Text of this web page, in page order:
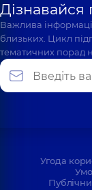
Важлива
близьких. Цикл
тематичних порад
Угода